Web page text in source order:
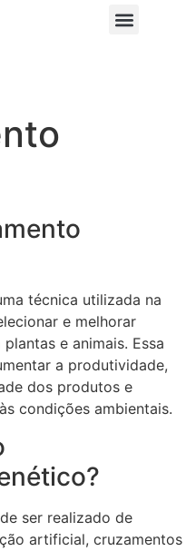
técnica utilizada na
e melhorar
e animais. Essa
a produtividade,
dos produtos e
condições ambientais.
ser realizado de
artificial, cruzamentos